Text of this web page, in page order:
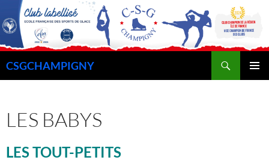
CSGCHAMPIGNY
LES BABYS
LES TOUT-PETITS